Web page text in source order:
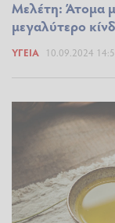
Μελέτη: Άτομα
μεγαλύτερο
ΥΓΕΊΑ 10.09.2024